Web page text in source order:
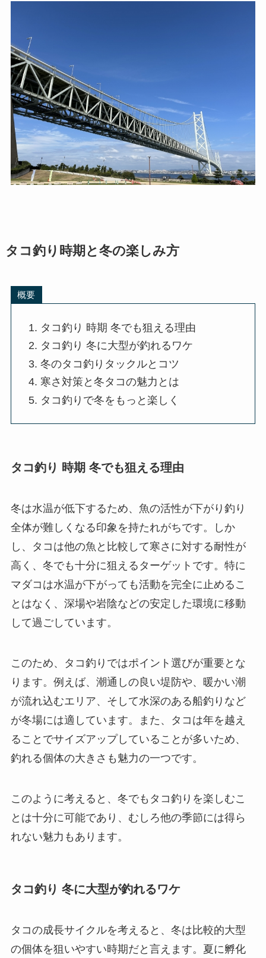
タコ釣り時期と冬の楽しみ方
概要
タコ釣り 時期 冬でも狙える理由
タコ釣り 冬に大型が釣れるワケ
冬のタコ釣りタックルとコツ
寒さ対策と冬タコの魅力とは
タコ釣りで冬をもっと楽しく
タコ釣り 時期 冬でも狙える理由
冬は水温が低下するため、魚の活性が下がり釣り
全体が難しくなる印象を持たれがちです。しか
し、タコは他の魚と比較して寒さに対する耐性が
高く、冬でも十分に狙えるターゲットです。特に
マダコは水温が下がっても活動を完全に止めるこ
とはなく、深場や岩陰などの安定した環境に移動
して過ごしています。
このため、タコ釣りではポイント選びが重要とな
ります。例えば、潮通しの良い堤防や、暖かい潮
が流れ込むエリア、そして水深のある船釣りなど
が冬場には適しています。また、タコは年を越え
ることでサイズアップしていることが多いため、
釣れる個体の大きさも魅力の一つです。
このように考えると、冬でもタコ釣りを楽しむこ
とは十分に可能であり、むしろ他の季節には得ら
れない魅力もあります。
タコ釣り 冬に大型が釣れるワケ
タコの成長サイクルを考えると、冬は比較的大型
の個体を狙いやすい時期だと言えます。夏に孵化